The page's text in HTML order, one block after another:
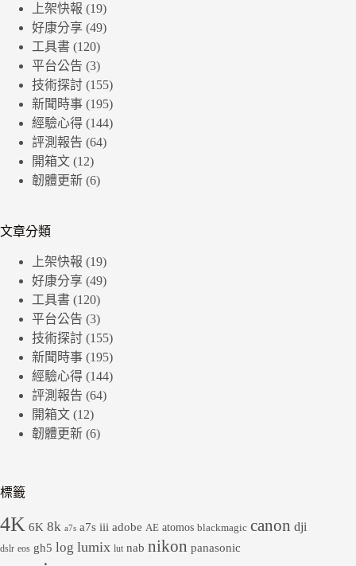
上架快報 (19)
好康分享 (49)
工具書 (120)
平台公告 (3)
技術探討 (155)
新聞時事 (195)
經驗心得 (144)
評測報告 (64)
開箱文 (12)
韌體更新 (6)
文章分類
上架快報 (19)
好康分享 (49)
工具書 (120)
平台公告 (3)
技術探討 (155)
新聞時事 (195)
經驗心得 (144)
評測報告 (64)
開箱文 (12)
韌體更新 (6)
標籤
4K 6K 8k a7s a7s iii adobe AE atomos blackmagic canon dji
dslr eos gh5 log lumix lut nab nikon panasonic